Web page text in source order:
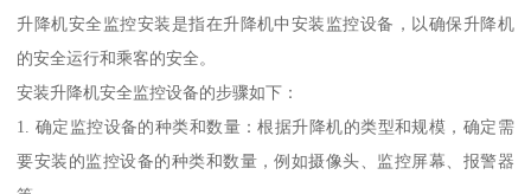
升降机安全监控安装是指在升降机中安装监控设备，以确保升降机
的安全运行和乘客的安全。
安装升降机安全监控设备的步骤如下：
1. 确定监控设备的种类和数量：根据升降机的类型和规模，确定需
要安装的监控设备的种类和数量，例如摄像头、监控屏幕、报警器